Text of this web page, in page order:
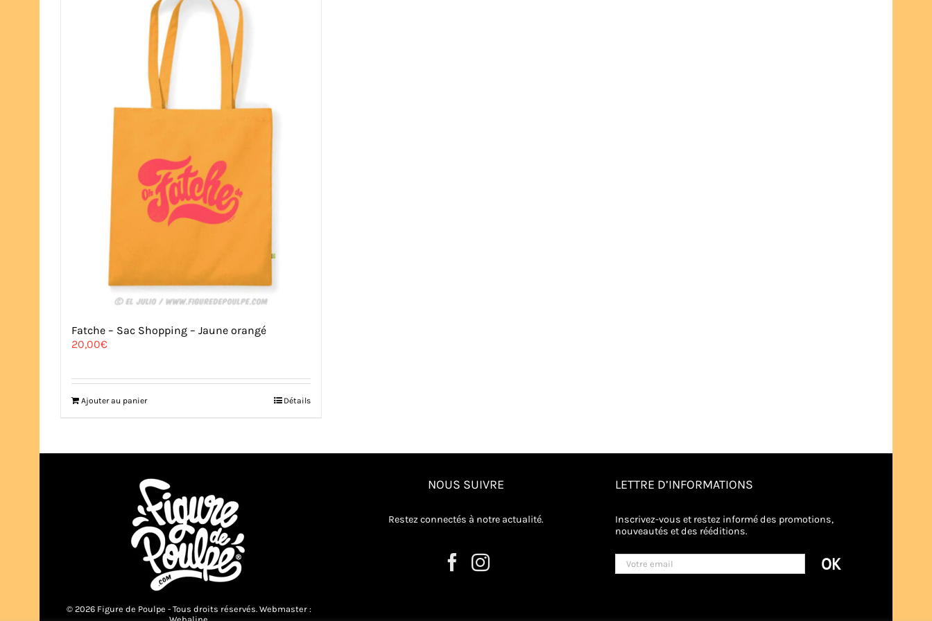
Fatche – Sac Shopping – Jaune orangé
20,00€
Ajouter au panier Détails
© 2026 Figure de Poulpe - Tous droits réservés. Webmaster :
NOUS SUIVRE
Restez connectés à notre actualité.
LETTRE D’INFORMATIONS
Inscrivez-vous et restez informé des promotions,
nouveautés et des rééditions.